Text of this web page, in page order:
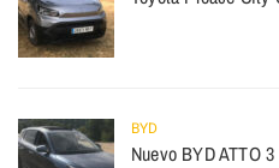
BYD
Nuevo BYD ATTO